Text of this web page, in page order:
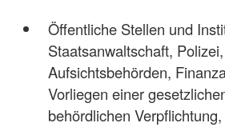
Öffentliche Stellen und
Staatsanwaltschaft, Polizei,
Aufsichtsbehörden,
Vorliegen einer
behördlichen Verpflichtung,